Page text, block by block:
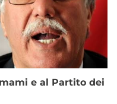
e al Partito dei